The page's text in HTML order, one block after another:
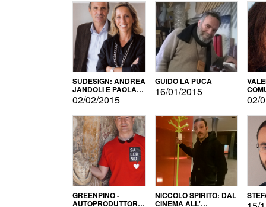
SUDESIGN: ANDREA
JANDOLI E PAOLA
PISAPIA
02/02/2015
GUIDO LA PUCA
16/01/2015
02/
GREENPINO -
AUTOPRODUTTORE
NICCOLÒ SPIRITO: DAL
CINEMA ALL'